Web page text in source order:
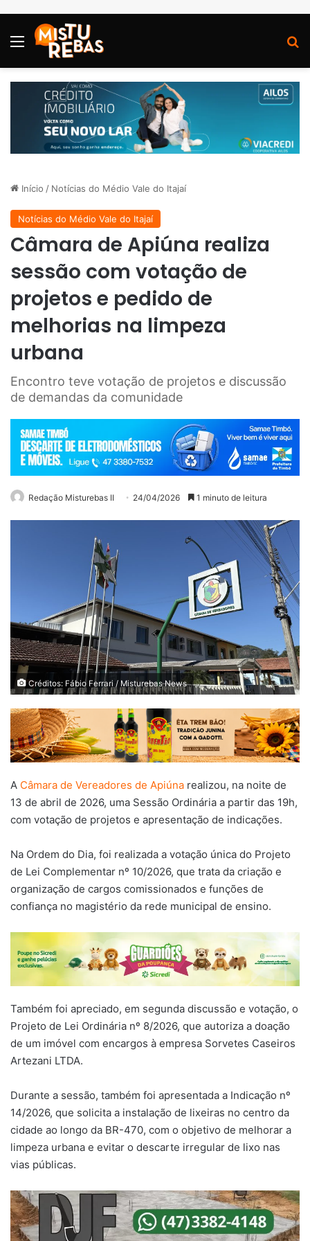
Menu
Início / Notícias do Médio Vale do Itajaí
Notícias do Médio Vale do Itajaí
Câmara de Apiúna realiza
sessão com votação de
projetos e pedido de
melhorias na limpeza
urbana
Encontro teve votação de projetos e discussão
de demandas da comunidade
Redação Misturebas II 24/04/2026 1 minuto de leitura
Créditos: Fábio Ferrari / Misturebas News
A Câmara de Vereadores de Apiúna realizou, na noite de
13 de abril de 2026, uma Sessão Ordinária a partir das 19h,
com votação de projetos e apresentação de indicações.
Na Ordem do Dia, foi realizada a votação única do Projeto
de Lei Complementar nº 10/2026, que trata da criação e
organização de cargos comissionados e funções de
confiança no magistério da rede municipal de ensino.
Também foi apreciado, em segunda discussão e votação, o
Projeto de Lei Ordinária nº 8/2026, que autoriza a doação
de um imóvel com encargos à empresa Sorvetes Caseiros
Artezani LTDA.
Durante a sessão, também foi apresentada a Indicação nº
14/2026, que solicita a instalação de lixeiras no centro da
cidade ao longo da BR-470, com o objetivo de melhorar a
limpeza urbana e evitar o descarte irregular de lixo nas
vias públicas.